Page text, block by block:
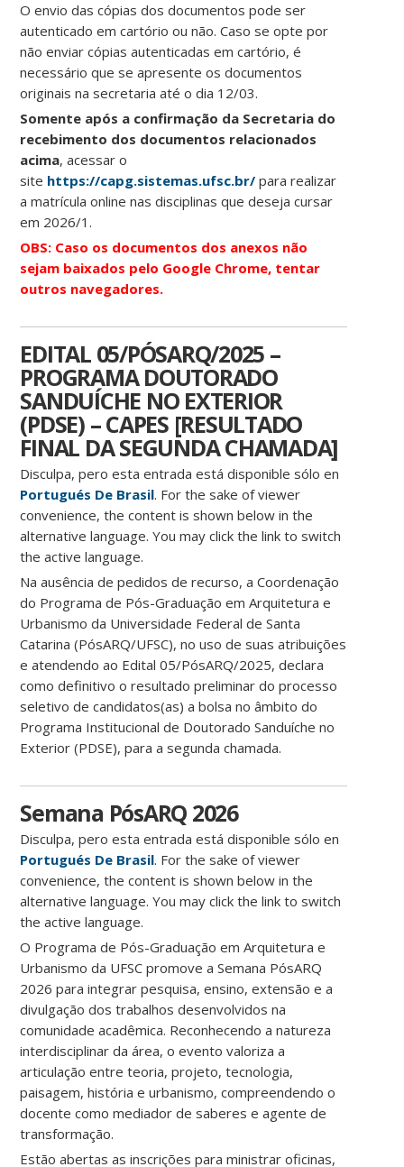
O envio das cópias dos documentos pode ser
autenticado em cartório ou não. Caso se opte por
não enviar cópias autenticadas em cartório, é
necessário que se apresente os documentos
originais na secretaria até o dia 12/03.
Somente após a confirmação da Secretaria do
recebimento dos documentos relacionados
acima, acessar o
site https://capg.sistemas.ufsc.br/ para realizar
a matrícula online nas disciplinas que deseja cursar
em 2026/1.
OBS: Caso os documentos dos anexos não
sejam baixados pelo Google Chrome, tentar
outros navegadores.
EDITAL 05/PÓSARQ/2025 –
PROGRAMA DOUTORADO
SANDUÍCHE NO EXTERIOR
(PDSE) – CAPES [RESULTADO
FINAL DA SEGUNDA CHAMADA]
Disculpa, pero esta entrada está disponible sólo en
Portugués De Brasil. For the sake of viewer
convenience, the content is shown below in the
alternative language. You may click the link to switch
the active language.
Na ausência de pedidos de recurso, a Coordenação
do Programa de Pós-Graduação em Arquitetura e
Urbanismo da Universidade Federal de Santa
Catarina (PósARQ/UFSC), no uso de suas atribuições
e atendendo ao Edital 05/PósARQ/2025, declara
como definitivo o resultado preliminar do processo
seletivo de candidatos(as) a bolsa no âmbito do
Programa Institucional de Doutorado Sanduíche no
Exterior (PDSE), para a segunda chamada.
Semana PósARQ 2026
Disculpa, pero esta entrada está disponible sólo en
Portugués De Brasil. For the sake of viewer
convenience, the content is shown below in the
alternative language. You may click the link to switch
the active language.
O Programa de Pós-Graduação em Arquitetura e
Urbanismo da UFSC promove a Semana PósARQ
2026 para integrar pesquisa, ensino, extensão e a
divulgação dos trabalhos desenvolvidos na
comunidade acadêmica. Reconhecendo a natureza
interdisciplinar da área, o evento valoriza a
articulação entre teoria, projeto, tecnologia,
paisagem, história e urbanismo, compreendendo o
docente como mediador de saberes e agente de
transformação.
Estão abertas as inscrições para ministrar oficinas,